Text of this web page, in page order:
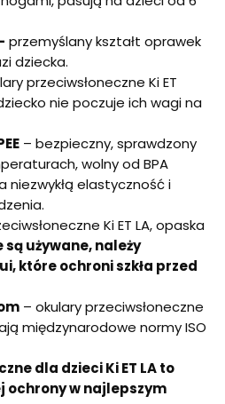
przemyślany kształt oprawek
dziecka.
przeciwsłoneczne Ki ET
nie poczuje ich wagi na
– bezpieczny, sprawdzony
wolny od BPA
niezwykłą elastyczność i
Ki ET LA, opaska
używane, należy
które ochroni szkła przed
– okulary przeciwsłoneczne
międzynarodowe normy ISO
dla dzieci Ki ET LA to
ochrony w najlepszym